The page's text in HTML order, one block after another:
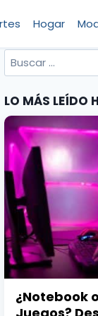
Hogar
Buscar
por:
LO MÁS LEÍDO
¿Notebook